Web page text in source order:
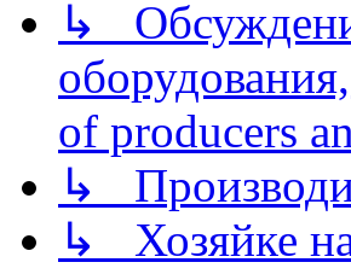
↳
of producers
↳
↳ Хозяйке